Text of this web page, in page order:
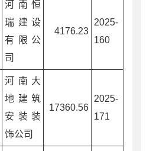
河南恒
瑞建设
有限公
司
4176.23
2025-
160
河南大
地建筑
安装装
饰公司
17360.56
2025-
171